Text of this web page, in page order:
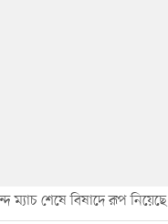
ম্যাচ শেষে বিষাদে রূপ নিয়েছে